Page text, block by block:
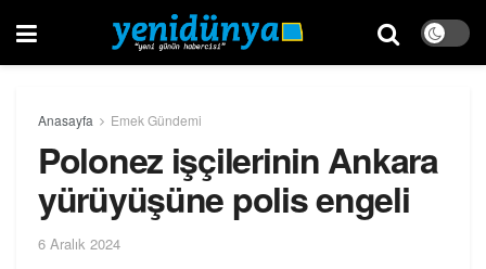
Anasayfa Emek Gündemi
Polonez işçilerinin Ankara
yürüyüşüne polis engeli
6 Aralık 2024